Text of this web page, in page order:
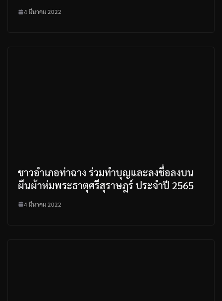
4 มีนาคม 2022
ชาวอำเภอท่าฉาง ร่วมทำบุญและลงชื่อลงบน
ผืนผ้าห่มพระธาตุศรีสุราษฎร์ ประจำปี 2565
4 มีนาคม 2022